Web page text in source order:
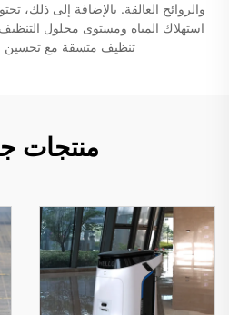
والروائح العالقة. بالإضافة إلى ذلك،
استهلاك المياه ومستوى محلول
تنظيف متسقة مع تحسين
منتجات